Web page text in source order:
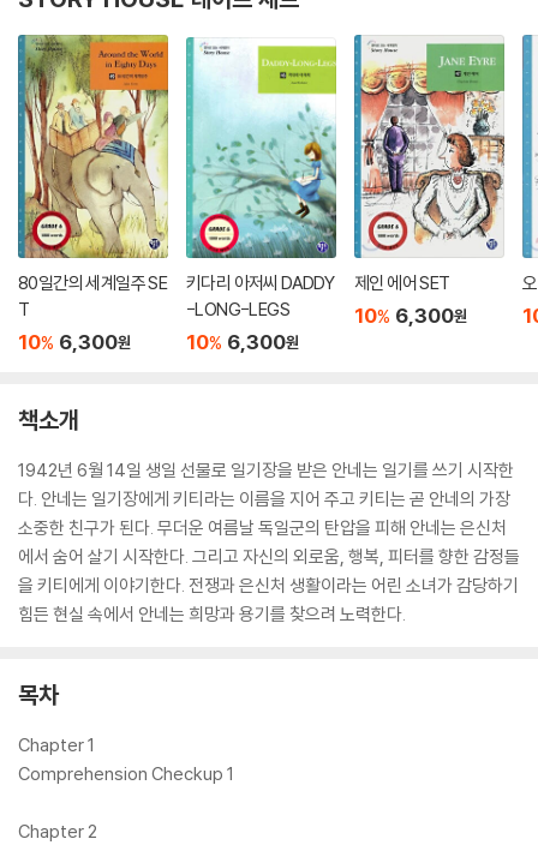
80일간의 세계일주 SE
T
10% 6,300원
키다리 아저씨 DADDY
-LONG-LEGS
10% 6,300원
제인 에어 SET
10% 6,300원
책소개
1942년 6월 14일 생일 선물로 일기장을 받은 안네는 일기를 쓰기 시작한
다. 안네는 일기장에게 키티라는 이름을 지어 주고 키티는 곧 안네의 가장
소중한 친구가 된다. 무더운 여름날 독일군의 탄압을 피해 안네는 은신처
에서 숨어 살기 시작한다. 그리고 자신의 외로움, 행복, 피터를 향한 감정들
을 키티에게 이야기한다. 전쟁과 은신처 생활이라는 어린 소녀가 감당하기
힘든 현실 속에서 안네는 희망과 용기를 찾으려 노력한다.
목차
Chapter 1
Comprehension Checkup 1
Chapter 2